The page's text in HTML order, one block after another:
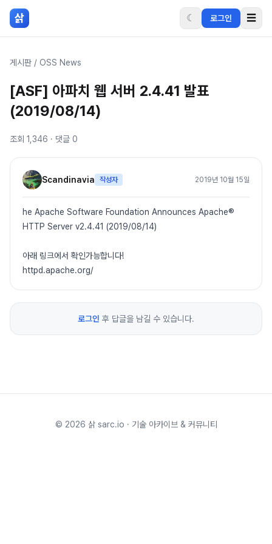
본문 바로가기
삵 ☾ 로그인 ☰
게시판 / OSS News
[ASF] 아파치 웹 서버 2.4.41 발표
(2019/08/14)
조회 1,346 · 댓글 0
Scandinavia 작성자 2019년 10월 15일
he Apache Software Foundation Announces Apache®
HTTP Server v2.4.41 (2019/08/14)
아래 링크에서 확인가능합니다!
httpd.apache.org/
로그인 후 답글을 남길 수 있습니다.
© 2026 삵 sarc.io · 기술 아카이브 & 커뮤니티